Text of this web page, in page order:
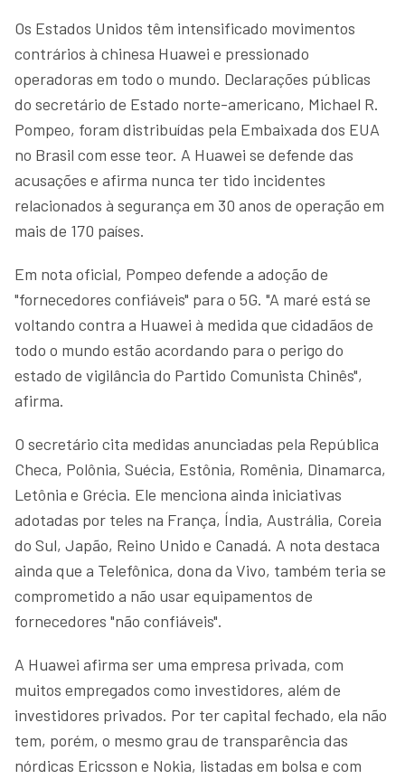
Os Estados Unidos têm intensificado movimentos
contrários à chinesa Huawei e pressionado
operadoras em todo o mundo. Declarações públicas
do secretário de Estado norte-americano, Michael R.
Pompeo, foram distribuídas pela Embaixada dos EUA
no Brasil com esse teor. A Huawei se defende das
acusações e afirma nunca ter tido incidentes
relacionados à segurança em 30 anos de operação em
mais de 170 países.
Em nota oficial, Pompeo defende a adoção de
"fornecedores confiáveis" para o 5G. "A maré está se
voltando contra a Huawei à medida que cidadãos de
todo o mundo estão acordando para o perigo do
estado de vigilância do Partido Comunista Chinês",
afirma.
O secretário cita medidas anunciadas pela República
Checa, Polônia, Suécia, Estônia, Romênia, Dinamarca,
Letônia e Grécia. Ele menciona ainda iniciativas
adotadas por teles na França, Índia, Austrália, Coreia
do Sul, Japão, Reino Unido e Canadá. A nota destaca
ainda que a Telefônica, dona da Vivo, também teria se
comprometido a não usar equipamentos de
fornecedores "não confiáveis".
A Huawei afirma ser uma empresa privada, com
muitos empregados como investidores, além de
investidores privados. Por ter capital fechado, ela não
tem, porém, o mesmo grau de transparência das
nórdicas Ericsson e Nokia, listadas em bolsa e com